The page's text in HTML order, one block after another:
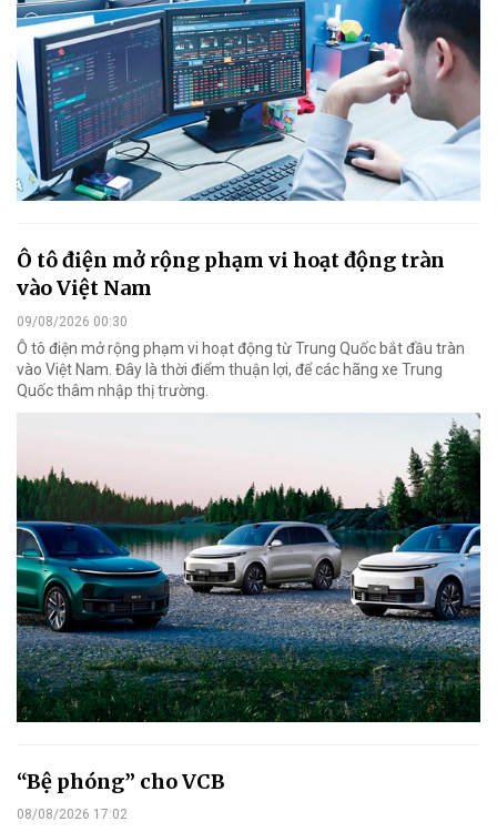
Ô tô điện mở rộng phạm vi hoạt động tràn
vào Việt Nam
09/08/2026 00:30
Ô tô điện mở rộng phạm vi hoạt động từ Trung Quốc bắt đầu tràn
vào Việt Nam. Đây là thời điểm thuận lợi, để các hãng xe Trung
Quốc thâm nhập thị trường.
“Bệ phóng” cho VCB
08/08/2026 17:02